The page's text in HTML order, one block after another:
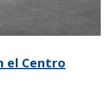
el Centro